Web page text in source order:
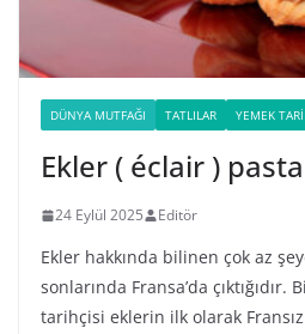
DÜNYA MUTFAĞI TATLILAR YEMEK
Ekler ( éclair )
24 Eylül 2025 Editör
Ekler hakkında bilinen çok az
sonlarında Fransa’da çıktığıdır.
tarihçisi eklerin ilk olarak